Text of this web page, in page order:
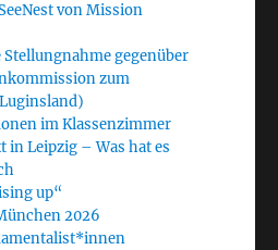
von Mission
gegenüber
zum
im Klassenzimmer
in Leipzig – Was hat es
up“
2026